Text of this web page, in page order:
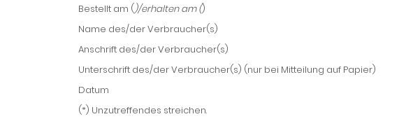
Bestellt am ()/erhalten am ()
Name des/der Verbraucher(s)
Anschrift des/der Verbraucher(s)
Unterschrift des/der Verbraucher(s) (nur bei Mitteilung auf Papier)
Datum
(*) Unzutreffendes streichen.